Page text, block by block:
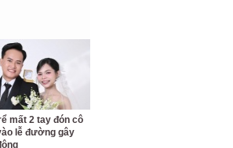
mất 2 tay đón cô
lễ đường gây